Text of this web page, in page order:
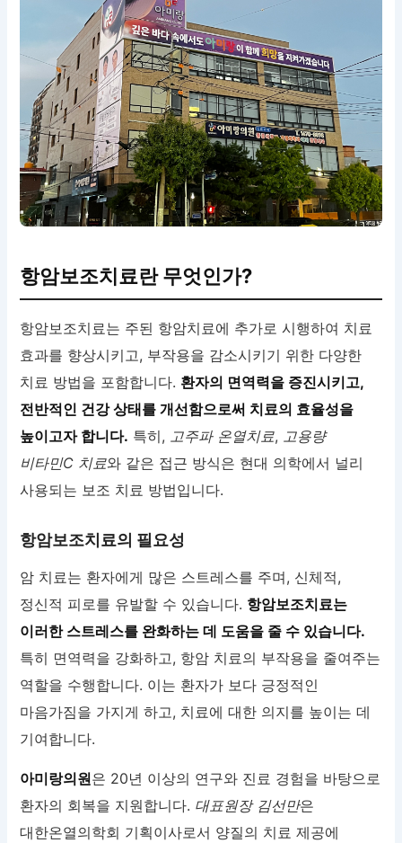
항암보조치료란 무엇인가?
항암보조치료는 주된 항암치료에 추가로 시행하여 치료
효과를 향상시키고, 부작용을 감소시키기 위한 다양한
치료 방법을 포함합니다. 환자의 면역력을 증진시키고,
전반적인 건강 상태를 개선함으로써 치료의 효율성을
높이고자 합니다. 특히, 고주파 온열치료, 고용량
비타민C 치료와 같은 접근 방식은 현대 의학에서 널리
사용되는 보조 치료 방법입니다.
항암보조치료의 필요성
암 치료는 환자에게 많은 스트레스를 주며, 신체적,
정신적 피로를 유발할 수 있습니다. 항암보조치료는
이러한 스트레스를 완화하는 데 도움을 줄 수 있습니다.
특히 면역력을 강화하고, 항암 치료의 부작용을 줄여주는
역할을 수행합니다. 이는 환자가 보다 긍정적인
마음가짐을 가지게 하고, 치료에 대한 의지를 높이는 데
기여합니다.
아미랑의원은 20년 이상의 연구와 진료 경험을 바탕으로
환자의 회복을 지원합니다. 대표원장 김선만은
대한온열의학회 기획이사로서 양질의 치료 제공에